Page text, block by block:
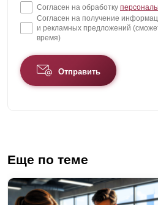
Согласен на обработку
Согласен на получение
и рекламных предложений
время)
Отправить
Еще по теме